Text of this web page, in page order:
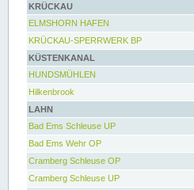
KRÜCKAU
ELMSHORN HAFEN
KRÜCKAU-SPERRWERK BP
KÜSTENKANAL
HUNDSMÜHLEN
Hilkenbrook
LAHN
Bad Ems Schleuse UP
Bad Ems Wehr OP
Cramberg Schleuse OP
Cramberg Schleuse UP